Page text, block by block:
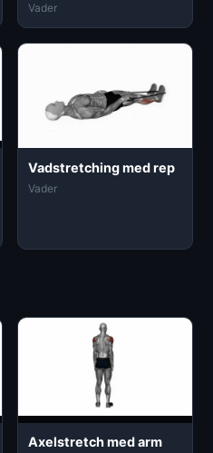
Vader
Vadstretching med rep
Vader
Axelstretch med arm